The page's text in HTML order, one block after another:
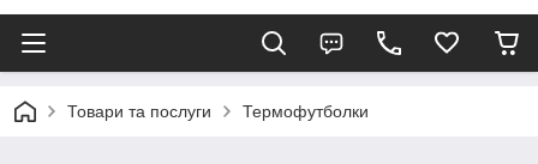
Товари та послуги Термофутболки